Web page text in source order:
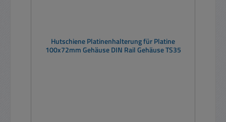
Hutschiene Platinenhalterung für Platine
100x72mm Gehäuse DIN Rail Gehäuse TS35